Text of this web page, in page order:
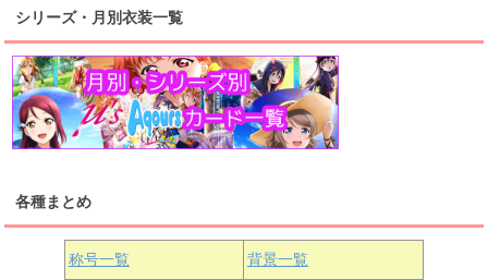
桜内梨子 高海千歌 渡辺曜
浦の星女学院1年生
津島善子 黒澤ルビィ
上原歩夢 宮下愛 優木せつ菜
虹ヶ咲学園1年生
中須かすみ 天王寺璃奈
シリーズ・月別衣装一覧
各種まとめ
称号一覧 背景一覧